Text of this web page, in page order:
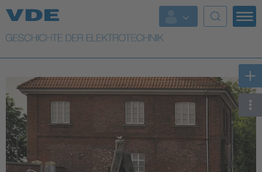
Top Themen
Weitere Themen